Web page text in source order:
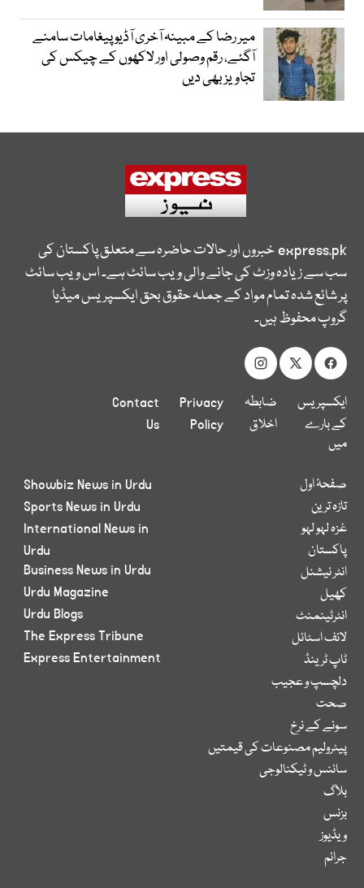
میر رضا کے مبینہ آخری آڈیو پیغامات سامنے
آگئے، رقم وصولی اور لاکھوں کے چیکس کی
تجاویز بھی دیں
express.pkخبروں اور حالات حاضرہ سے متعلق پاکستان کی
سب سے زیادہ وزٹ کی جانے والی ویب سائٹ ہے۔ اس ویب سائٹ
پر شائع شدہ تمام مواد کے جملہ حقوق بحق ایکسپریس میڈیا
گروپ محفوظ ہیں۔
ایکسپریس
کے بارے
میں
ضابطہ
اخلاق
Privacy
Policy
Contact
Us
صفحۂ اول
تازہ ترین
غزہ لہو لہو
پاکستان
انٹر نیشنل
کھیل
انٹرٹینمنٹ
لائف اسٹائل
ٹاپ ٹرینڈ
دلچسپ و عجیب
صحت
سونے کے نرخ
پیٹرولیم مصنوعات کی قیمتیں
سائنس و ٹیکنالوجی
بلاگ
بزنس
ویڈیوز
جرائم
Showbiz News in Urdu
Sports News in Urdu
International News in
Urdu
Business News in Urdu
Urdu Magazine
Urdu Blogs
The Express Tribune
Express Entertainment